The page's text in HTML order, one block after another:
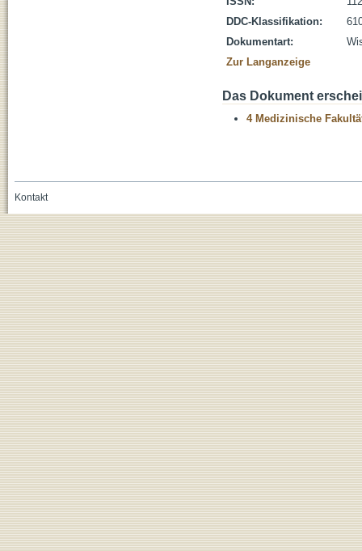
DDC-Klassifikation:
Dokumentart:
Zur Langanzeige
Das Dokument
4 Medizinische
Kontakt